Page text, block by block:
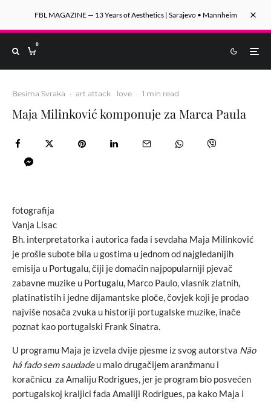
FBL MAGAZINE — 13 Years of Aesthetics | Sarajevo • Mannheim
0
Besima Svraka · art attack love · 1 min read
Maja Milinković komponuje za Marca Paula
fotografija
Vanja Lisac
Bh. interpretatorka i autorica fada i sevdaha Maja Milinković
je prošle subote bila u gostima u jednom od najgledanijih
emisija u Portugalu, čiji je domaćin najpopularniji pjevač
zabavne muzike u Portugalu, Marco Paulo, vlasnik zlatnih,
platinatistih i jedne dijamantske ploče, čovjek koji je prodao
najviše nosača zvuka u historiji portugalske muzike, inače
poznat kao portugalski Frank Sinatra.
U programu Maja je izvela dvije pjesme iz svog autorstva Não
há fado sem saudadeu malo drugačijem aranžmanu i
koračnicu za Amaliju Rodrigues, jer je program bio posvećen
portugalskoj kraljici fada Amaliji Rodrigues, pa kako Maja i